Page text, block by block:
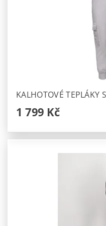
KALHOTOVÉ TEPLÁKY
1 799 Kč